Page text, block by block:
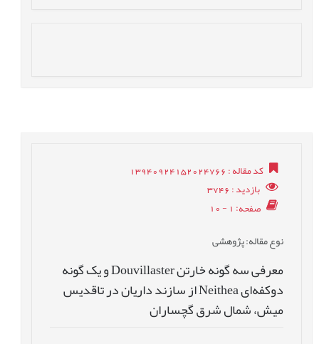
کد مقاله: 13940924152024766
بازدید: 3746
صفحه: 1 - 10
نوع مقاله: پژوهشی
معرفی سه گونه خارتن Douvillaster و یک گونه
دوکفه‌ای Neithea از سازند داریان در تاقدیس
میش، شمال شرق گچساران